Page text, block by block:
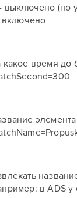
выключено (по
включено
какое время до
в ADS у